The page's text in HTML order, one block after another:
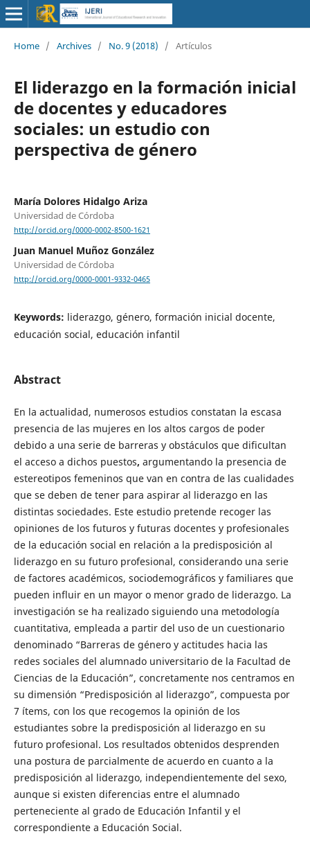
Home / Archives / No. 9 (2018) / Artículos
El liderazgo en la formación inicial
de docentes y educadores
sociales: un estudio con
perspectiva de género
María Dolores Hidalgo Ariza
Universidad de Córdoba
http://orcid.org/0000-0002-8500-1621
Juan Manuel Muñoz González
Universidad de Córdoba
http://orcid.org/0000-0001-9332-0465
Keywords: liderazgo, género, formación inicial docente,
educación social, educación infantil
Abstract
En la actualidad, numerosos estudios constatan la escasa
presencia de las mujeres en los altos cargos de poder
debido a una serie de barreras y obstáculos que dificultan
el acceso a dichos puestos, argumentando la presencia de
estereotipos femeninos que van en contra de las cualidades
que se deben de tener para aspirar al liderazgo en las
distintas sociedades. Este estudio pretende recoger las
opiniones de los futuros y futuras docentes y profesionales
de la educación social en relación a la predisposición al
liderazgo en su futuro profesional, considerando una serie
de factores académicos, sociodemográficos y familiares que
pueden influir en un mayor o menor grado de liderazgo. La
investigación se ha realizado siguiendo una metodología
cuantitativa, empleada a partir del uso de un cuestionario
denominado “Barreras de género y actitudes hacia las
redes sociales del alumnado universitario de la Facultad de
Ciencias de la Educación”, concretamente nos centramos en
su dimensión “Predisposición al liderazgo”, compuesta por
7 ítems, con los que recogemos la opinión de los
estudiantes sobre la predisposición al liderazgo en su
futuro profesional. Los resultados obtenidos desprenden
una postura de parcialmente de acuerdo en cuanto a la
predisposición al liderazgo, independientemente del sexo,
aunque si existen diferencias entre el alumnado
perteneciente al grado de Educación Infantil y el
correspondiente a Educación Social.